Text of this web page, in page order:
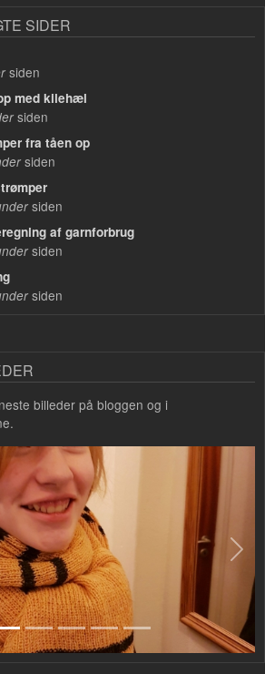
SIDER
siden
med kilehæl
siden
fra tåen op
siden
siden
af garnforbrug
siden
siden
billeder på bloggen og i